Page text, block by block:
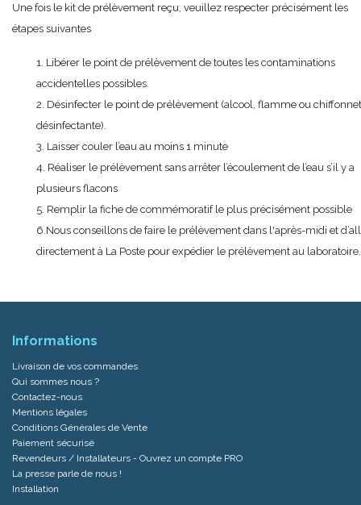
Une fois le kit de prélèvement reçu, veuillez respecter précisément les
étapes suivantes
1. Libérer le point de prélèvement de toutes les contaminations
accidentelles possibles.
2. Désinfecter le point de prélèvement (alcool, flamme ou
désinfectante).
3. Laisser couler l’eau au moins 1 minute
4. Réaliser le prélèvement sans arrêter l’écoulement de l’eau s’il y a
plusieurs flacons
5. Remplir la fiche de commémoratif le plus précisément possible
6.Nous conseillons de faire le prélèvement dans l'après-midi et
directement à La Poste pour expédier le prélèvement au laboratoire.
Informations
Livraison de vos commandes
Qui sommes nous ?
Contactez-nous
Mentions légales
Conditions Générales de Vente
Paiement sécurisé
Revendeurs / Installateurs - Ouvrez un compte PRO
La presse parle de nous !
Installation